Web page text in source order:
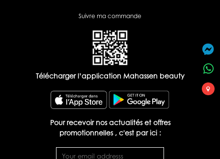
Suivre ma commande
Télécharger l’application Mahassen beauty
Pour recevoir nos actualités et offres
promotionnelles , c'est par ici :